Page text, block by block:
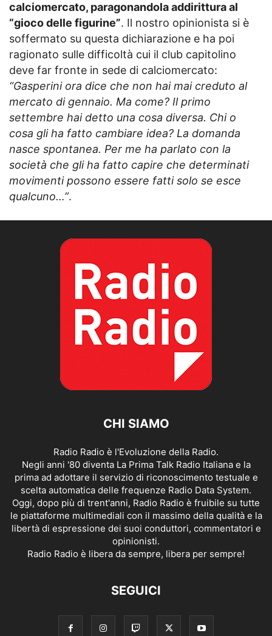
calciomercato, paragonandola addirittura al
“gioco delle figurine”. Il nostro opinionista si è
soffermato su questa dichiarazione e ha poi
ragionato sulle difficoltà cui il club capitolino
deve far fronte in sede di calciomercato:
“Gasperini ora dice che non hai mai creduto al
mercato di gennaio. Ma come? Il primo
settembre hai detto una cosa diversa. Chi o
cosa gli ha fatto cambiare idea? La domanda
nasce spontanea. Per me ha parlato con la
società che gli ha fatto capire che determinati
movimenti possono essere fatti solo se esce
qualcuno…”.
CHI SIAMO
Radio Radio è l'Evoluzione della Radio.
Negli anni '80 diventa La Prima Talk Radio Italiana e la
prima ad adottare il servizio di riconoscimento testuale e
scelta automatica delle frequenze Radio Data System.
Oggi, dopo più di trent'anni, Radio Radio è fruibile su tutte
le piattaforme multimediali con il massimo della qualità e la
libertà di espressione dei suoi conduttori, commentatori e
opinionisti.
Radio Radio è libera da sempre, libera per sempre!
SEGUICI